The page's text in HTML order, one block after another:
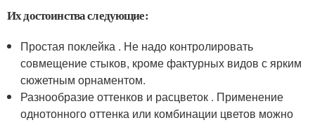
Их достоинства следующие:
Простая поклейка . Не надо контролировать
совмещение стыков, кроме фактурных видов с ярким
сюжетным орнаментом.
Разнообразие оттенков и расцветок . Применение
однотонного оттенка или комбинации цветов можно